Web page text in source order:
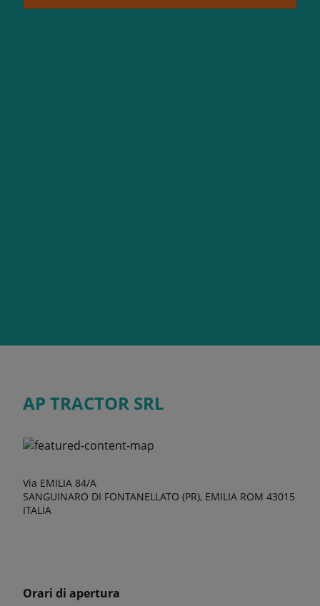
AP TRACTOR SRL
Via EMILIA 84/A
SANGUINARO DI FONTANELLATO (PR), EMILIA ROM 43015
ITALIA
Orari di apertura